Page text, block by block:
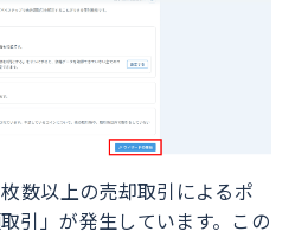
数以上の売却取引によるポ
引」が発生しています。この